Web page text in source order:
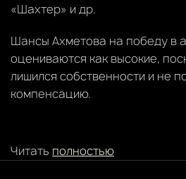
«Шахтер» и др.
Шансы Ахметова на победу в
оцениваются как высокие,
лишился собственности и не
компенсацию.
Читать полностью